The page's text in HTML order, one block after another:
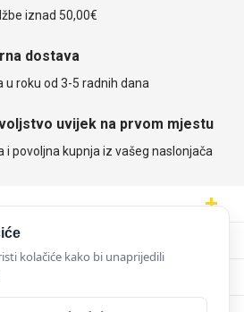
iznad 50,00€
dostava
u roku od 3-5 radnih dana
uvijek na prvom mjestu
i povoljna kupnja iz vašeg naslonjača
Zagreb
kolačiće kako bi unaprijedili